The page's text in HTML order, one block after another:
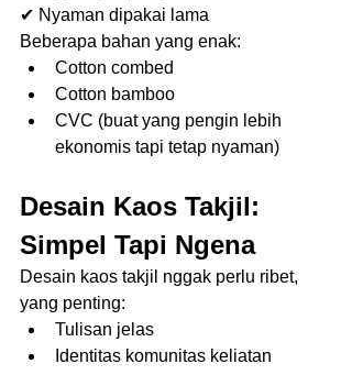
✔ Nyaman dipakai lama
Beberapa bahan yang enak:
Cotton combed
Cotton bamboo
CVC (buat yang pengin lebih
ekonomis tapi tetap nyaman)
Desain Kaos Takjil:
Simpel Tapi Ngena
Desain kaos takjil nggak perlu ribet,
yang penting:
Tulisan jelas
Identitas komunitas keliatan